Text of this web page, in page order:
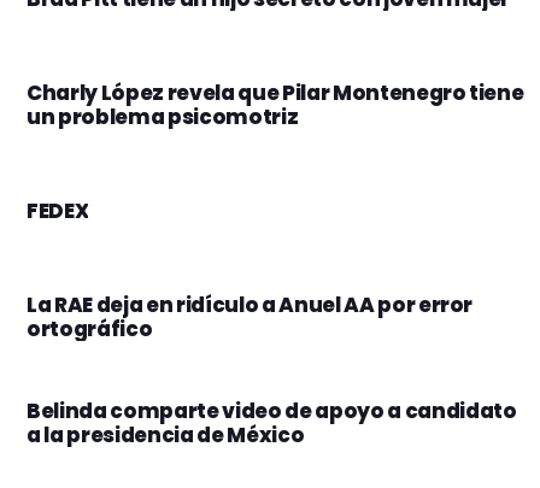
Charly López revela que Pilar Montenegro tiene
un problema psicomotriz
FEDEX
La RAE deja en ridículo a Anuel AA por error
ortográfico
Belinda comparte video de apoyo a candidato
a la presidencia de México